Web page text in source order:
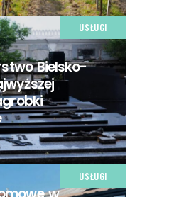
USŁUGI
Bielsko-
USŁUGI